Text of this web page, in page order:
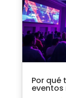
Por qué